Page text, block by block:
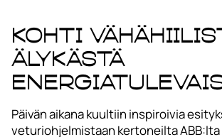
Kohti
älykästä
Päivän aikana kuultiin inspiroivia
veturiohjelmistaan kertoneilta ABB:lta